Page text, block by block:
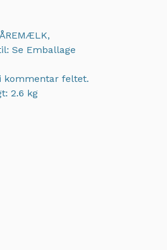
Se Emballage
kommentar feltet.
2.6 kg